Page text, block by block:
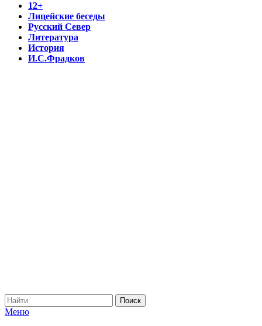
12+
Лицейские беседы
Русский Север
Литература
История
И.С.Фрадков
Меню